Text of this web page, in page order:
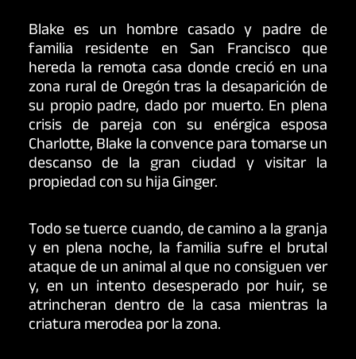
Blake es un hombre casado y padre de
familia residente en San Francisco que
hereda la remota casa donde creció en una
zona rural de Oregón tras la desaparición de
su propio padre, dado por muerto. En plena
crisis de pareja con su enérgica esposa
Charlotte, Blake la convence para tomarse un
descanso de la gran ciudad y visitar la
propiedad con su hija Ginger.
Todo se tuerce cuando, de camino a la granja
y en plena noche, la familia sufre el brutal
ataque de un animal al que no consiguen ver
y, en un intento desesperado por huir, se
atrincheran dentro de la casa mientras la
criatura merodea por la zona.